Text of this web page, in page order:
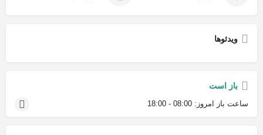
ویدئوها
باز است
ساعت باز امروز: 08:00 - 18:00